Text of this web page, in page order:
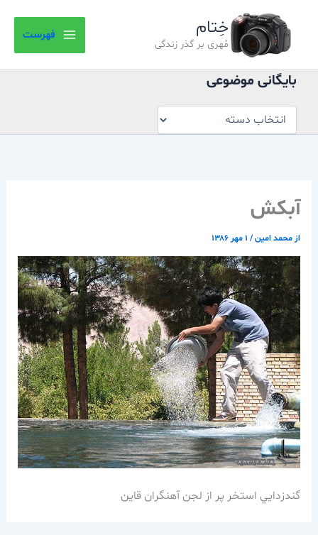
خِتام
مُهری بر گذر زندگی
فهرست
بایگانی موضوعی
موضوعی
آبكش
از محمد امین/ ۱ مهر ۱۳۸۶
گندزدايي استخر پر از لجن آهنگران قاين